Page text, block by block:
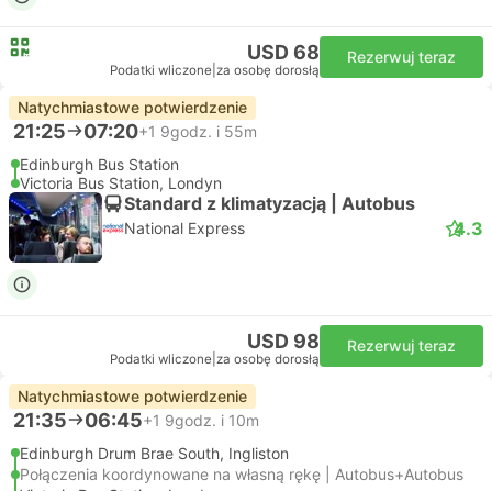
USD 68
Podatki wliczone za osobę dorosłą
Rezerwuj teraz
Natychmiastowe potwierdzenie
21:25 07:20+1 9godz. i 55m
Edinburgh Bus Station
Victoria Bus Station, Londyn
Standard z klimatyzacją | Autobus
National Express 4.3
USD 98
Podatki wliczone za osobę dorosłą
Rezerwuj teraz
Natychmiastowe potwierdzenie
21:35 06:45+1 9godz. i 10m
Edinburgh Drum Brae South, Ingliston
Połączenia koordynowane na własną rękę | Autobus+Autobus